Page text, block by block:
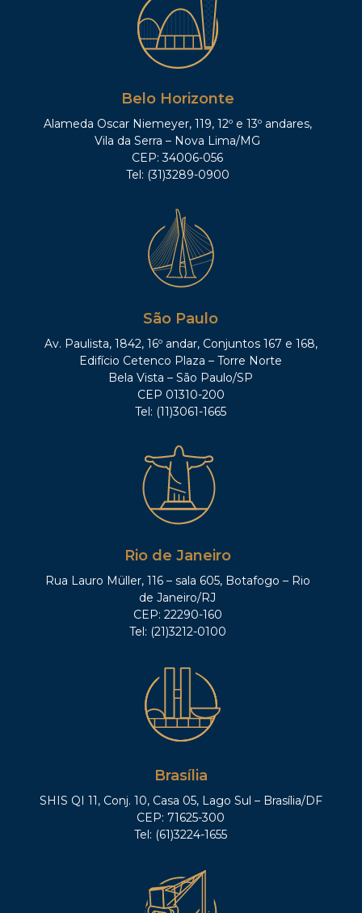
Belo Horizonte
Alameda Oscar Niemeyer, 119, 12º e 13º andares,
Vila da Serra – Nova Lima/MG
CEP: 34006-056
Tel: (31)3289-0900
São Paulo
Av. Paulista, 1842, 16º andar, Conjuntos 167 e 168,
Edifício Cetenco Plaza – Torre Norte
Bela Vista – São Paulo/SP
CEP 01310-200
Tel: (11)3061-1665
Rio de Janeiro
Rua Lauro Müller, 116 – sala 605, Botafogo – Rio
de Janeiro/RJ
CEP: 22290-160
Tel: (21)3212-0100
Brasília
SHIS QI 11, Conj. 10, Casa 05, Lago Sul – Brasília/DF
CEP: 71625-300
Tel: (61)3224-1655